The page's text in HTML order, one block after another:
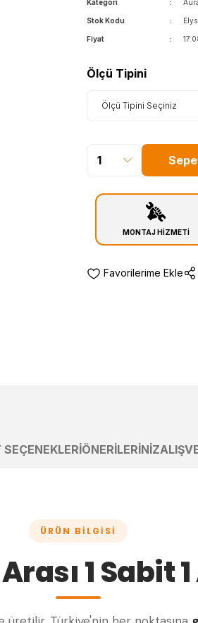
Kategori
Stok Kodu
Fiyat
Ölçü Tipini
MONTAJ HİZMETİ
ÖNERILERINIZ
ÜRÜN BILGISI
1 Sabit